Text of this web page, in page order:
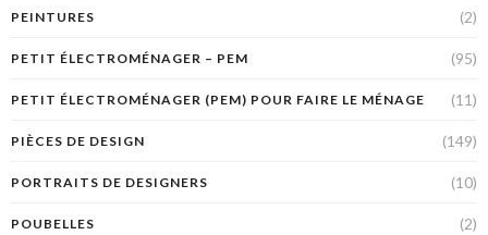
PEINTURES (2)
PETIT ÉLECTROMÉNAGER – PEM (95)
PETIT ÉLECTROMÉNAGER (PEM) POUR FAIRE LE MÉNAGE (11)
PIÈCES DE DESIGN (149)
PORTRAITS DE DESIGNERS (10)
POUBELLES (2)